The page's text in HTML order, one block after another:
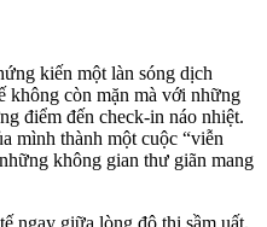
kiến một làn sóng dịch
không còn mặn mà với những
điểm đến check-in náo nhiệt.
mình thành một cuộc “viễn
không gian thư giãn mang